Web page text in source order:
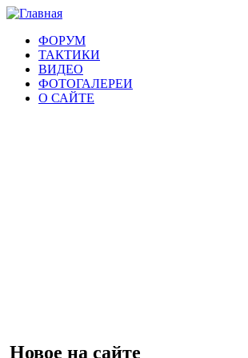
ФОРУМ
ТАКТИКИ
ВИДЕО
ФОТОГАЛЕРЕИ
О САЙТЕ
Новое на сайте